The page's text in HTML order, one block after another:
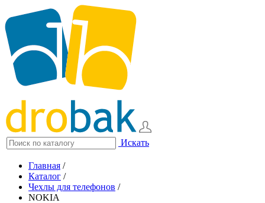
Искать
Главная /
Каталог /
Чехлы для телефонов /
NOKIA